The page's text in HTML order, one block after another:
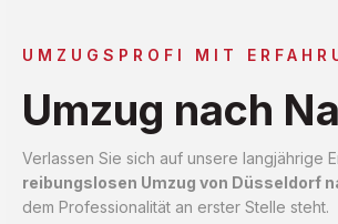
UMZUGSPROFI MIT
Umzug nach
Verlassen Sie sich auf unsere langjährige
reibungslosen Umzug von Düsseldorf
dem Professionalität an erster Stelle steht.